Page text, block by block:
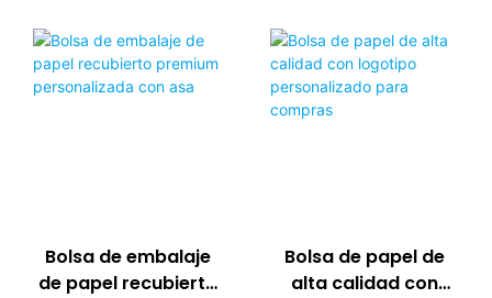
Bolsa de embalaje
de papel recubierto
Bolsa de papel de
alta calidad con